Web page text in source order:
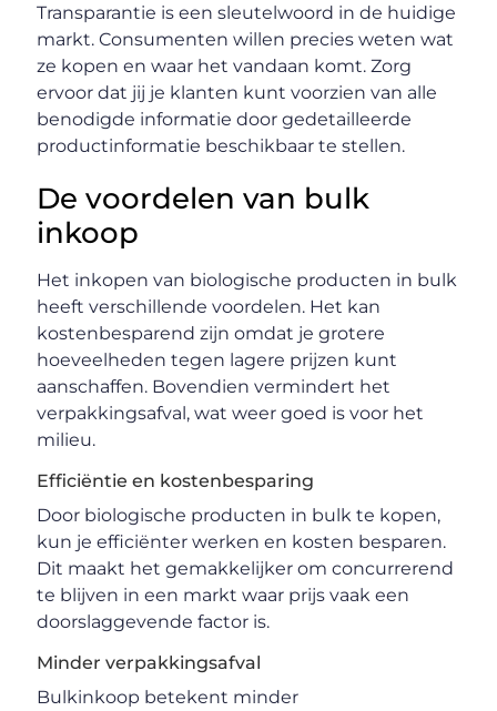
Transparantie is een sleutelwoord in de huidige
markt. Consumenten willen precies weten wat
ze kopen en waar het vandaan komt. Zorg
ervoor dat jij je klanten kunt voorzien van alle
benodigde informatie door gedetailleerde
productinformatie beschikbaar te stellen.
De voordelen van bulk
inkoop
Het inkopen van biologische producten in bulk
heeft verschillende voordelen. Het kan
kostenbesparend zijn omdat je grotere
hoeveelheden tegen lagere prijzen kunt
aanschaffen. Bovendien vermindert het
verpakkingsafval, wat weer goed is voor het
milieu.
Efficiëntie en kostenbesparing
Door biologische producten in bulk te kopen,
kun je efficiënter werken en kosten besparen.
Dit maakt het gemakkelijker om concurrerend
te blijven in een markt waar prijs vaak een
doorslaggevende factor is.
Minder verpakkingsafval
Bulkinkoop betekent minder